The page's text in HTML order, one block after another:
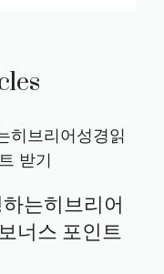
는히브리어
너스 포인트